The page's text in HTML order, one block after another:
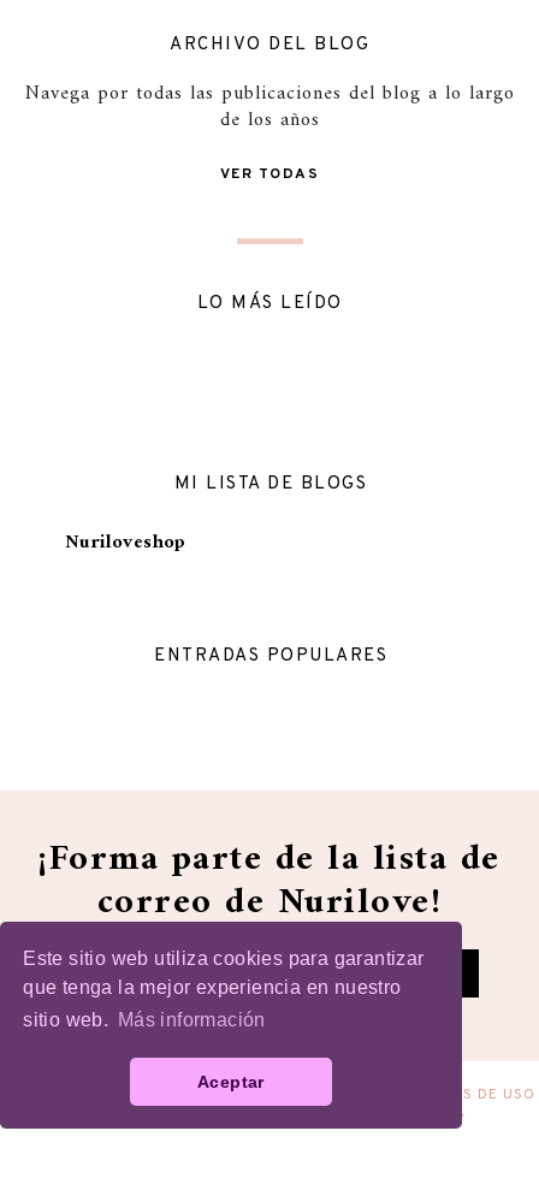
Este sitio web utiliza cookies para garantizar
que tenga la mejor experiencia en nuestro
sitio web.
Más información
Aceptar
ARCHIVO DEL BLOG
Navega por todas las publicaciones del blog a lo largo
de los años
VER TODAS
LO MÁS LEÍDO
MI LISTA DE BLOGS
Nuriloveshop
ENTRADAS POPULARES
¡Forma parte de la lista de
correo de Nurilove!
NURILOVE
AVISO LEGAL Y TÉRMINOS DE USO
POLÍTICA DE COOKIES